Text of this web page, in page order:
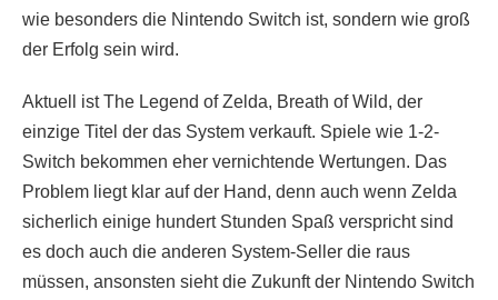
wie besonders die Nintendo Switch ist, sondern wie groß
der Erfolg sein wird.
Aktuell ist The Legend of Zelda, Breath of Wild, der
einzige Titel der das System verkauft. Spiele wie 1-2-
Switch bekommen eher vernichtende Wertungen. Das
Problem liegt klar auf der Hand, denn auch wenn Zelda
sicherlich einige hundert Stunden Spaß verspricht sind
es doch auch die anderen System-Seller die raus
müssen, ansonsten sieht die Zukunft der Nintendo Switch